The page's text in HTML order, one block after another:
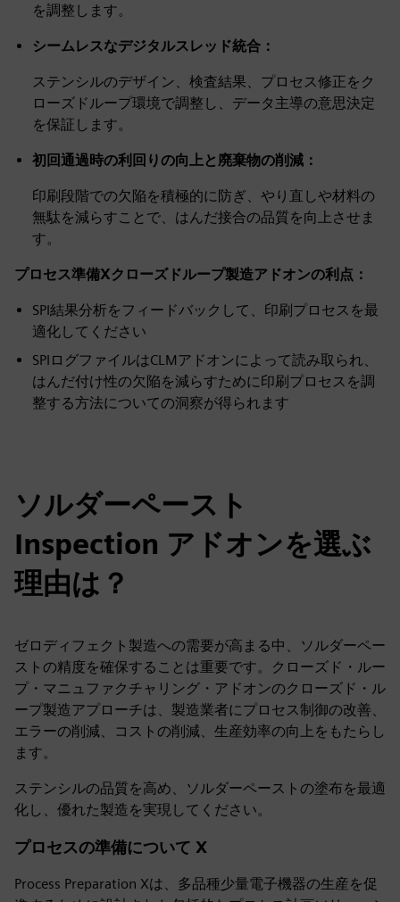
を調整します。
シームレスなデジタルスレッド統合：
ステンシルのデザイン、検査結果、プロセス修正をク
ローズドループ環境で調整し、データ主導の意思決定
を保証します。
初回通過時の利回りの向上と廃棄物の削減：
印刷段階での欠陥を積極的に防ぎ、やり直しや材料の
無駄を減らすことで、はんだ接合の品質を向上させま
す。
プロセス準備Xクローズドループ製造アドオンの利点：
SPI結果分析をフィードバックして、印刷プロセスを最
適化してください
SPIログファイルはCLMアドオンによって読み取られ、
はんだ付け性の欠陥を減らすために印刷プロセスを調
整する方法についての洞察が得られます
ソルダーペースト
Inspection アドオンを選ぶ
理由は？
ゼロディフェクト製造への需要が高まる中、ソルダーペー
ストの精度を確保することは重要です。クローズド・ルー
プ・マニュファクチャリング・アドオンのクローズド・ル
ープ製造アプローチは、製造業者にプロセス制御の改善、
エラーの削減、コストの削減、生産効率の向上をもたらし
ます。
ステンシルの品質を高め、ソルダーペーストの塗布を最適
化し、優れた製造を実現してください。
プロセスの準備について X
Process Preparation Xは、多品種少量電子機器の生産を促